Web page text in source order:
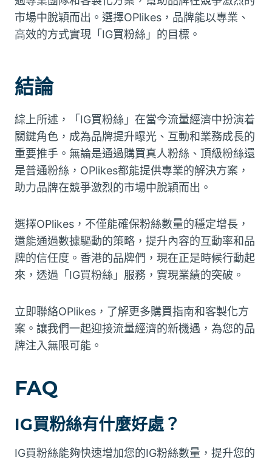
市場中脫穎而出。選擇OPlikes，品牌能以專業、
高效的方式實現「IG買粉絲」的目標。
結論
綜上所述，「IG買粉絲」在當今流量經濟中扮演着
關鍵角色，成為品牌提升曝光、互動和業務成長的
重要推手。無論是通過購買真人粉絲、頂級粉絲還
是普通粉絲，OPlikes都能提供專業的解決方案，
助力品牌在競爭激烈的市場中脫穎而出。
選擇OPlikes，不僅能確保粉絲數量的穩定增長，
還能通過數據驅動的策略，提升內容的互動率和品
牌的信任度。香港的品牌們，現在正是時候行動起
來，透過「IG買粉絲」服務，實現業績的突破。
立即聯絡OPlikes，了解更多購買指南和客製化方
案。讓我們一起迎接流量經濟的新機遇，為您的品
牌注入無限可能。
FAQ
IG買粉絲有什麼好處？
IG買粉絲能夠快速增加您的IG粉絲數量，提升您的